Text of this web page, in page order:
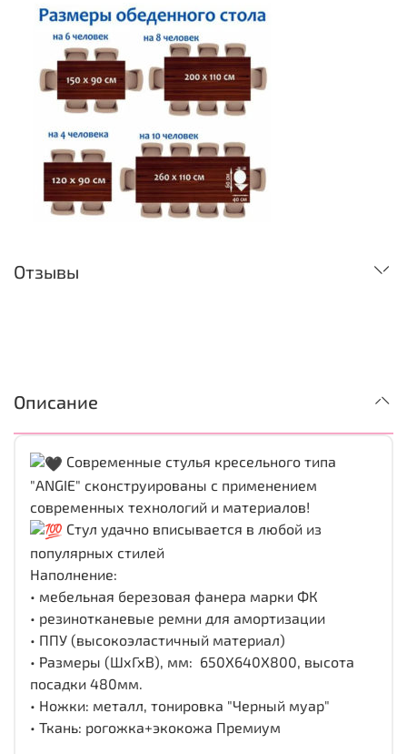
Отзывы
Описание
Современные стулья кресельного типа
"ANGIE" сконструированы с применением
современных технологий и материалов!
Стул удачно вписывается в любой из
популярных стилей
Наполнение:
• мебельная березовая фанера марки ФК
• резинотканевые ремни для амортизации
• ППУ (высокоэластичный материал)
• Размеры (ШхГхВ), мм: 650Х640Х800, высота
посадки 480мм.
• Ножки: металл, тонировка "Черный муар"
• Ткань: рогожка+экокожа Премиум